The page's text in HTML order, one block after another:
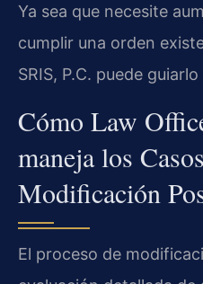
Ya sea que necesite
cumplir una orden
SRIS, P.C. puede
Cómo Law
maneja los
Modificación
El proceso de